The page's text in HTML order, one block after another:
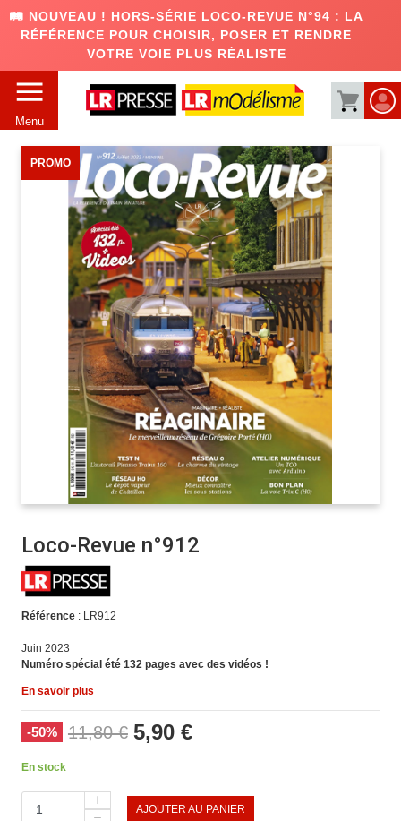
🛤️ NOUVEAU ! HORS-SÉRIE LOCO-REVUE N°94 : LA
RÉFÉRENCE POUR CHOISIR, POSER ET RENDRE
VOTRE VOIE PLUS RÉALISTE
Menu
PROMO
Loco-Revue n°912
Référence: LR912
Juin 2023
Numéro spécial été 132 pages avec des vidéos !
En savoir plus
-50% 11,80 € 5,90 €
En stock
AJOUTER AU PANIER